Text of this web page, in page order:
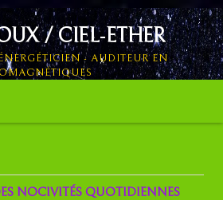
/ CIEL-ETHER
- AUDITEUR EN
NOCIVITÉS QUOTIDIENNES